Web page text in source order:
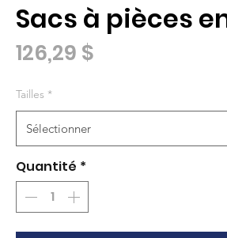
Sacs à pièces
126,29 $
Tailles *
Quantité *